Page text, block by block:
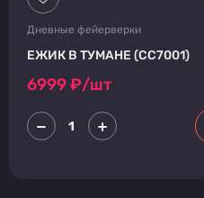
Дневные фейерверки
ЕЖИК В ТУМАНЕ (СС7001)
6999₽/шт